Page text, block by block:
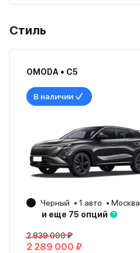
Стиль
OMODA • C5
В наличии
Черный 1 авто Москва
и еще 75 опций
2 839 000 ₽
2 289 000 ₽